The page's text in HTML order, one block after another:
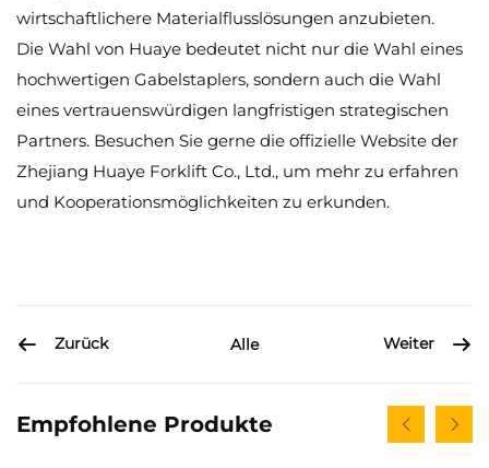
wirtschaftlichere Materialflusslösungen anzubieten.
Die Wahl von Huaye bedeutet nicht nur die Wahl eines
hochwertigen Gabelstaplers, sondern auch die Wahl
eines vertrauenswürdigen langfristigen strategischen
Partners. Besuchen Sie gerne die offizielle Website der
Zhejiang Huaye Forklift Co., Ltd., um mehr zu erfahren
und Kooperationsmöglichkeiten zu erkunden.
Zurück Alle Weiter
Empfohlene Produkte